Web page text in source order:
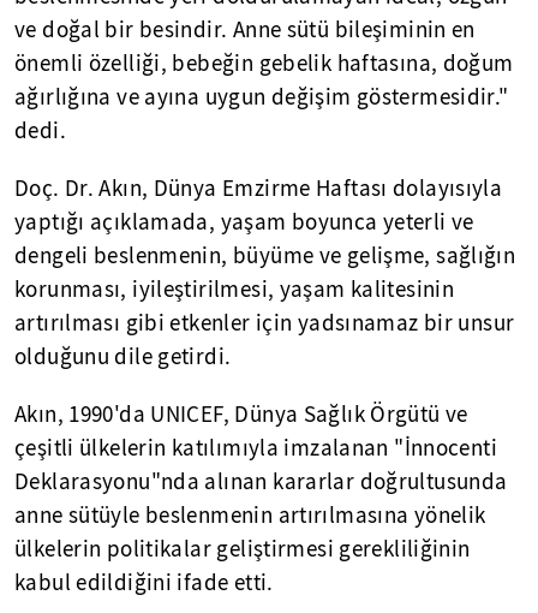
ve doğal bir besindir. Anne sütü bileşiminin en
önemli özelliği, bebeğin gebelik haftasına, doğum
ağırlığına ve ayına uygun değişim göstermesidir."
dedi.
Doç. Dr. Akın, Dünya Emzirme Haftası dolayısıyla
yaptığı açıklamada, yaşam boyunca yeterli ve
dengeli beslenmenin, büyüme ve gelişme, sağlığın
korunması, iyileştirilmesi, yaşam kalitesinin
artırılması gibi etkenler için yadsınamaz bir unsur
olduğunu dile getirdi.
Akın, 1990'da UNICEF, Dünya Sağlık Örgütü ve
çeşitli ülkelerin katılımıyla imzalanan "İnnocenti
Deklarasyonu"nda alınan kararlar doğrultusunda
anne sütüyle beslenmenin artırılmasına yönelik
ülkelerin politikalar geliştirmesi gerekliliğinin
kabul edildiğini ifade etti.